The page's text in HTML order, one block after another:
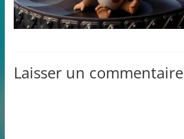
Laisser un commentaire